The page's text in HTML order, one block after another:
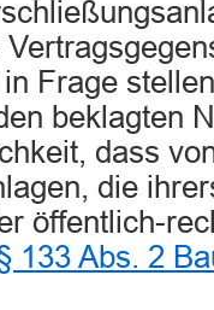
Frage
beklagten
dass
die
öffentlich-
133 Abs. 2